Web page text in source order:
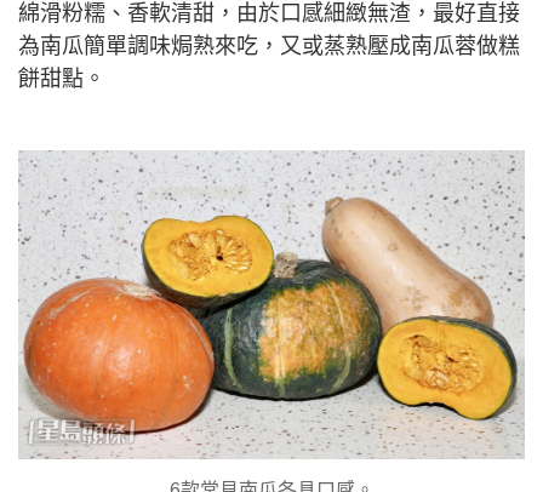
綿滑粉糯、香軟清甜，由於口感細緻無渣，最好直接
為南瓜簡單調味焗熟來吃，又或蒸熟壓成南瓜蓉做糕
餅甜點。